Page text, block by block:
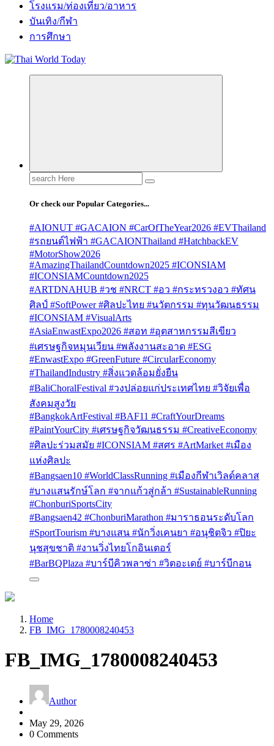
โรงแรม/ท่องเที่ยว/อาหาร
บันเทิง/กีฬา
การศึกษา
Search
for:
Or check our Popular Categories...
#AIONUT #GACAION #CarOfTheYear2026 #EVThailand
#รถยนต์ไฟฟ้า #GACAIONThailand #HatchbackEV
#MotorShow2026
#AmazingThailandCountdown2025 #ICONSIAM
#ICONSIAMCountdown2025
#ARTDNAHUB #วช #NRCT #อว #กระทรวงอว #ทัศน
ศิลป์ #SoftPower #ศิลปะไทย #นวัตกรรม #ทุนวัฒนธรรม
#ICONSIAM #VisualArts
#AsiaEnwastExpo2026 #สอท #อุตสาหกรรมสีเขียว
#เศรษฐกิจหมุนเวียน #พลังงานสะอาด #ESG
#EnwastExpo #GreenFuture #CircularEconomy
#ThailandIndustry #สิ่งแวดล้อมยั่งยืน
#BaliChoralFestival #วงปล่อยแก่ประเทศไทย #วิจัยเพื่อ
สังคมสูงวัย
#BangkokArtFestival #BAF11 #CraftYourDreams
#PaintYourCity #เศรษฐกิจวัฒนธรรม #CreativeEconomy
#ศิลปะร่วมสมัย #ICONSIAM #สศร #ArtMarket #เมือง
แห่งศิลปะ
#Bangsaen10 #WorldClassRunning #เมืองกีฬาเวิลด์คลาส
#บางแสนรักษ์โลก #จากแก้วสู่กล้า #SustainableRunning
#ChonburiSportsCity
#Bangsaen42 #ChonburiMarathon #มาราธอนระดับโลก
#SportTourism #บางแสน #นักวิ่งเคนยา #อนุชิตจิว #ปิยะ
นุชสุขชาติ #งานวิ่งไทยโกอินเตอร์
#BarBQPlaza #บาร์บีคิวพลาซ่า #วิตอะเดย์ #บาร์บีกอน
Home
FB_IMG_1780008240453
FB_IMG_1780008240453
Author
May 29, 2026
0 Comments